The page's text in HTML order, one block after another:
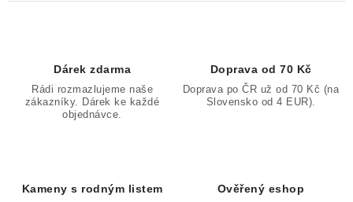
Dárek zdarma
Rádi rozmazlujeme naše
zákazníky. Dárek ke každé
objednávce.
Doprava od 70 Kč
Doprava po ČR už od 70 Kč (na
Slovensko od 4 EUR).
Kameny s rodným listem Ověřený eshop